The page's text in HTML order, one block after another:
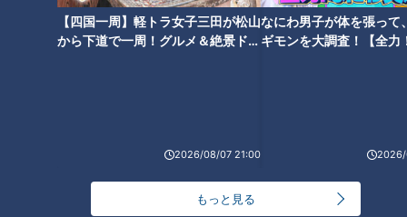
【四国一周】軽トラ女子三田が松山
から下道で一周！グルメ＆絶景ドラ
2026/08/07 21:00
なにわ男子が体を張って
ギモンを大調査！【全力
2026/
もっと見る
松田くんをはじめ、他にも全国大会に出場した部員を育てた指
頭の上に持ち上げたまま歩くという体幹を鍛えるトレーニング
で、松田くんが90キロのバーベルを使い、実際に見せてくれ
ました。歩き方は、地面と太ももが平行になるくらい、高く脚